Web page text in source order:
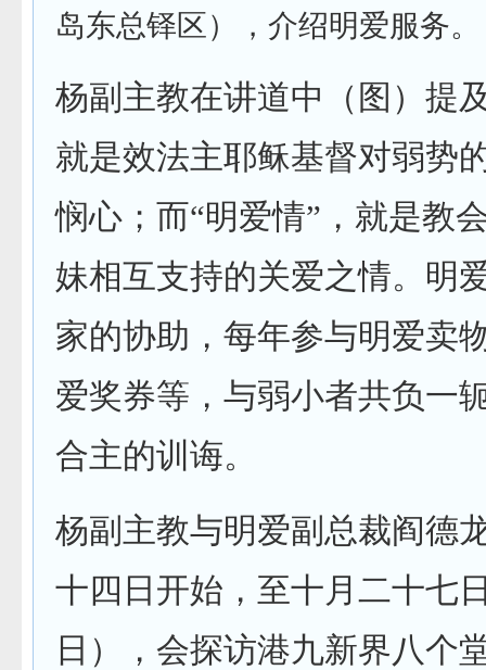
岛东总铎区），介绍明爱服务。
杨副主教在讲道中（图）提
就是效法主耶稣基督对弱势
悯心；而“明爱情”，就是教
妹相互支持的关爱之情。明
家的协助，每年参与明爱卖
爱奖券等，与弱小者共负一
合主的训诲。
杨副主教与明爱副总裁阎德
十四日开始，至十月二十七
日），会探访港九新界八个